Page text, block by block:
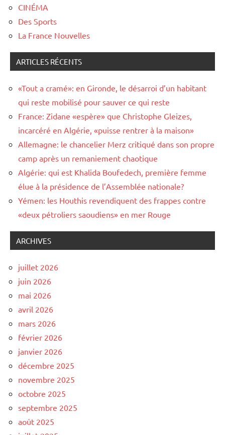
CINÉMA
Des Sports
La France Nouvelles
ARTICLES RÉCENTS
«Tout a cramé»: en Gironde, le désarroi d’un habitant
qui reste mobilisé pour sauver ce qui reste
France: Zidane «espère» que Christophe Gleizes,
incarcéré en Algérie, «puisse rentrer à la maison»
Allemagne: le chancelier Merz critiqué dans son propre
camp après un remaniement chaotique
Algérie: qui est Khalida Boufedech, première femme
élue à la présidence de l’Assemblée nationale?
Yémen: les Houthis revendiquent des frappes contre
«deux pétroliers saoudiens» en mer Rouge
ARCHIVES
juillet 2026
juin 2026
mai 2026
avril 2026
mars 2026
février 2026
janvier 2026
décembre 2025
novembre 2025
octobre 2025
septembre 2025
août 2025